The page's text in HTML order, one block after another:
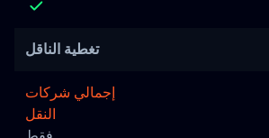
تغطية الناقل
إجمالي شركات
النقل